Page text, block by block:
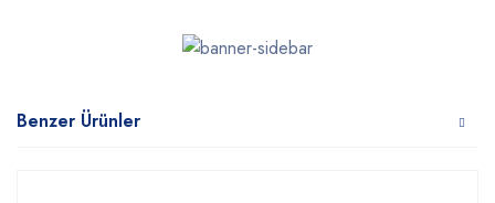
Benzer Ürünler